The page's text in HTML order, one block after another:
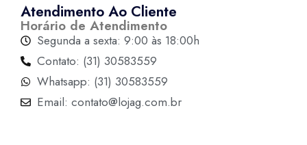
Atendimento Ao Cliente
Horário de Atendimento
Segunda a sexta: 9:00 às 18:00h
Contato: (31) 30583559
Whatsapp: (31) 30583559
Email: contato@lojag.com.br